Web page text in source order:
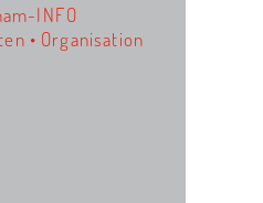
INFO
• Organisation